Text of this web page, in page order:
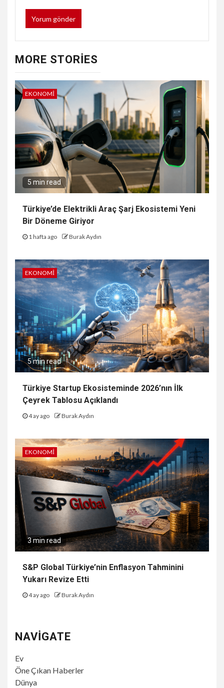
MORE STORIES
EKONOMI
5 min read
Türkiye’de Elektrikli Araç Şarj Ekosistemi Yeni
Bir Döneme Giriyor
1 hafta ago Burak Aydın
EKONOMI
5 min read
Türkiye Startup Ekosisteminde 2026’nın İlk
Çeyrek Tablosu Açıklandı
4 ay ago Burak Aydın
EKONOMI
3 min read
S&P Global Türkiye’nin Enflasyon Tahminini
Yukarı Revize Etti
4 ay ago Burak Aydın
NAVIGATE
Ev
Öne Çıkan Haberler
Dünya